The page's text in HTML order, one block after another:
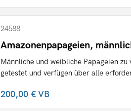
24588
Amazonenpapageien,
Männliche und weibliche Papageien
getestet und verfügen über alle
200,00 €VB